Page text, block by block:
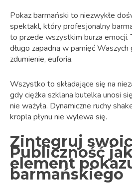
Pokaz barmański to niezwykłe
spektakl, który profesjonalny
to przede wszystkim burza emocji.
długo zapadną w pamięć Waszych
zdumienie, euforia.
Wszystko to składające się na
gdy ciężka szklana butelka unosi
nie ważyła. Dynamiczne ruchy
kropla płynu nie wylewa się.
Zintegruj
Publiczność
element
barmańskiego